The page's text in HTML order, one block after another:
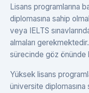
Lisans programlarına
diplomasına sahip
veya IELTS
almaları
sürecinde göz önünde
Yüksek lisans
üniversite diplomasına